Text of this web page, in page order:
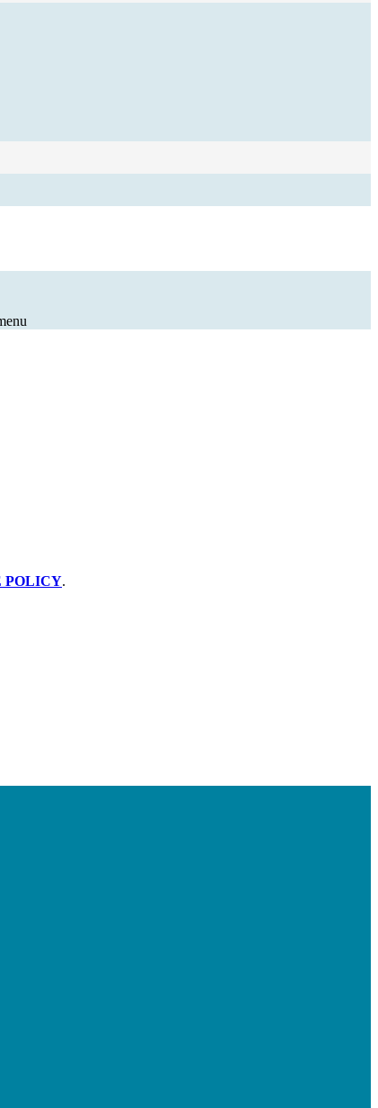
POLICY.